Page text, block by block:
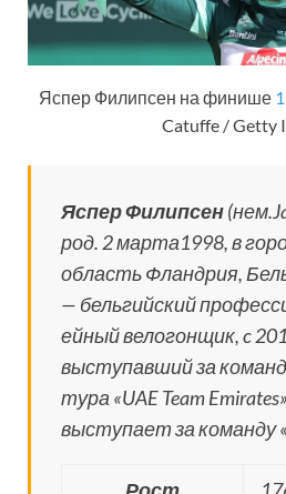
Яспер Филипсен на финише
Catuffe / Getty
Яспер Филипсен(нем.
род. 2 марта1998, в
область Фландрия,
— бельгийский
ейный велогонщик, c
выступавший за
тура «UAE Team
выступает за команду